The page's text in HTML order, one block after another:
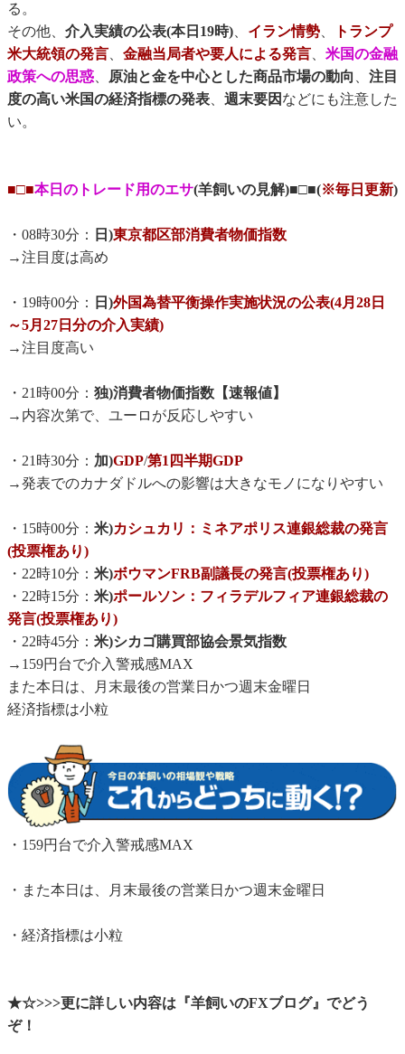
る。
その他、 介入実績の公表(本日19時)、 イラン情勢、
トランプ
米大統領の発言、 金融当局者や要人による発言、 米国の金融
政策への思惑、 原油と金を中心とした商品市場の動向 、 注目
度の高い米国の経済指標の発表、 週末要因 などにも注意した
い。
■□■本日のトレード用のエサ(羊飼いの見解)■□■(※毎日更新)
・08時30分： 日)東京都区部消費者物価指数
→注目度は高め
・19時00分： 日)外国為替平衡操作実施状況の公表(4月28日
～5月27日分の介入実績)
→注目度高い
・21時00分： 独)消費者物価指数【速報値】
→内容次第で、ユーロが反応しやすい
・21時30分： 加)GDP/第1四半期GDP
→発表でのカナダドルへの影響は大きなモノになりやすい
・15時00分： 米)カシュカリ：ミネアポリス連銀総裁の発言
(投票権あり)
・22時10分： 米)ボウマンFRB副議長の発言(投票権あり)
・22時15分： 米)ポールソン：フィラデルフィア連銀総裁の
発言(投票権あり)
・22時45分： 米)シカゴ購買部協会景気指数
→159円台で介入警戒感MAX
また本日は、月末最後の営業日かつ週末金曜日
経済指標は小粒
・159円台で介入警戒感MAX
・また本日は、月末最後の営業日かつ週末金曜日
・経済指標は小粒
★☆>>>更に詳しい内容は『羊飼いのFXブログ』でどう
ぞ！